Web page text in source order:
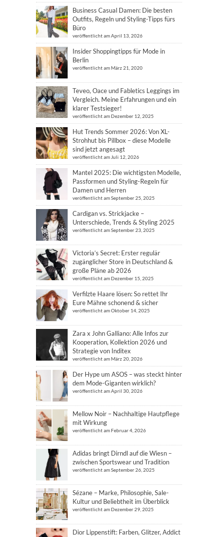
Business Casual Damen: Die besten
Outfits, Regeln und Styling-Tipps fürs
Büro
veröffentlicht am April 13, 2026
Insider Shoppingtipps für Mode in
Berlin
veröffentlicht am März 21, 2020
Teveo, Oace und Fabletics Leggings im
Vergleich. Meine Erfahrungen und ein
klarer Testsieger!
veröffentlicht am Dezember 12, 2025
Hut Trends Sommer 2026: Von XL-
Strohhut bis Pillbox – diese Modelle
sind jetzt angesagt
veröffentlicht am Juli 12, 2026
Mantel 2025: Die wichtigsten Modelle,
Passformen und Styling-Regeln für
Damen und Herren
veröffentlicht am September 25, 2025
Cardigan vs. Strickjacke –
Unterschiede, Trends & Styling 2025
veröffentlicht am September 23, 2025
Victoria’s Secret: Erster regulär
zugänglicher Store in Deutschland &
große Pläne ab 2026
veröffentlicht am Dezember 15, 2025
Verfilzte Haare lösen: So rettet Ihr
Eure Mähne schonend & sicher
veröffentlicht am Oktober 14, 2025
Zara x John Galliano: Alle Infos zur
Kooperation, Kollektion 2026 und
Strategie von Inditex
veröffentlicht am März 20, 2026
Der Hype um ASOS – was steckt hinter
dem Mode-Giganten wirklich?
veröffentlicht am April 30, 2026
Mellow Noir – Nachhaltige Hautpflege
mit Wirkung
veröffentlicht am Februar 4, 2026
Adidas bringt Dirndl auf die Wiesn –
zwischen Sportswear und Tradition
veröffentlicht am September 26, 2025
Sézane – Marke, Philosophie, Sale-
Kultur und Beliebtheit im Überblick
veröffentlicht am Dezember 29, 2025
Dior Lippenstift: Farben, Glitzer, Addict